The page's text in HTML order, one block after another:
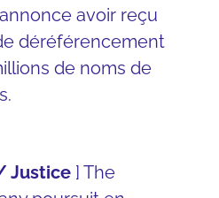
avoir reçu
déréférencement
de noms de
Justice] The